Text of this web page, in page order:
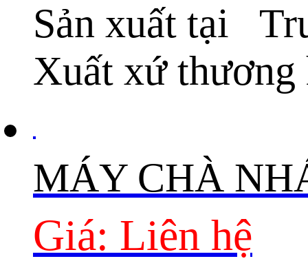
Sản xuất tại
Xuất xứ
MÁY CHÀ
Giá: Liên hệ